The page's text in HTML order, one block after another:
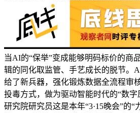
当AI的“保举”变成能够明码标价的商
辑的同化取监管、手艺成长的脱节。
给了新兵器，强化锻炼数据全流程审
投毒方式，做为驱动智能时代的“数字
研究院研究员这是本年“3·15晚会”的“